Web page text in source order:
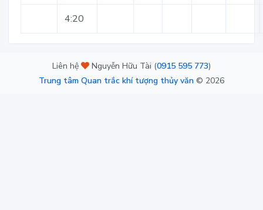
4:20
Liên hệ Nguyễn Hữu Tài (0915 595 773)
Trung tâm Quan trắc khí tượng thủy văn © 2026